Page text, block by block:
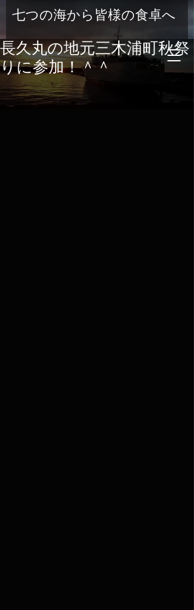
七つの海から皆様の食卓へ
長久丸の地元三木浦町秋祭
りに参加！＾＾